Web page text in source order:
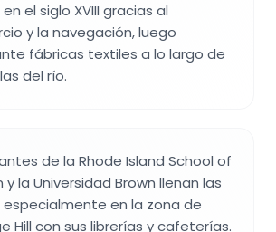
el siglo XVIII gracias al
y la navegación, luego
fábricas textiles a lo largo de
del río.
de la Rhode Island School of
y la Universidad Brown llenan las
especialmente en la zona de
Hill con sus librerías y cafeterías.